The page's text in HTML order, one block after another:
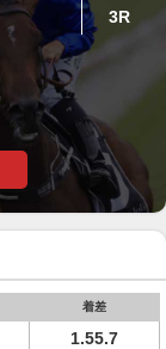
3R
着差
1.55.7